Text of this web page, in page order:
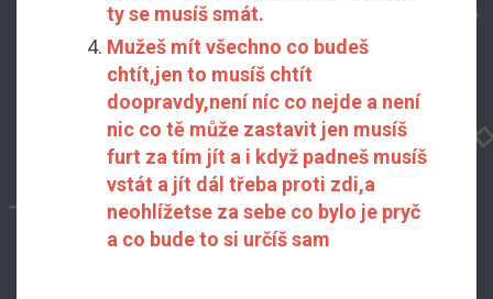
ty se musíš smát.
Mužeš mít všechno co budeš
chtít,jen to musíš chtít
doopravdy,není níc co nejde a není
nic co tě může zastavit jen musíš
furt za tím jít a i když padneš musíš
vstát a jít dál třeba proti zdi,a
neohlížetse za sebe co bylo je pryč
a co bude to si určíš sam